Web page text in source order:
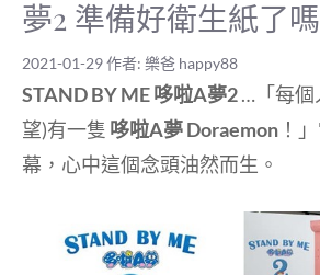
夢2 準備好衛生紙了
2021-01-29作者: 樂爸 happy88
STAND BY ME 哆啦A夢2…「每個
望)有一隻 哆啦A夢 Doraemon ！
幕，心中這個念頭油然而生。